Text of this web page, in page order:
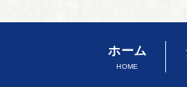
ホーム
HOME